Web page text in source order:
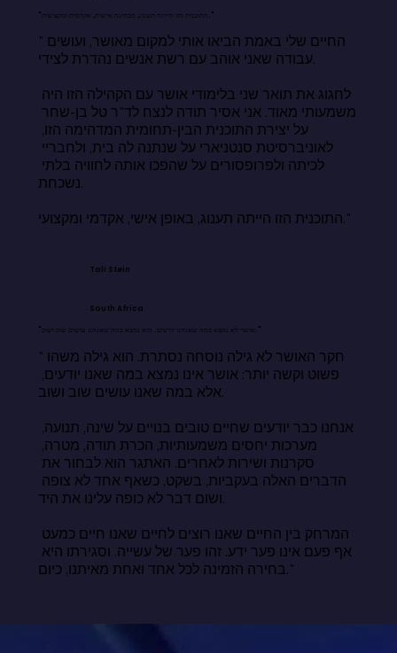
"התוכנית הזו הייתה תענוג, מבחינה אישית, אקדמית ומקצועית."
"החיים שלי באמת הביאו אותי למקום מאושר, ועושים
עבודה שאני אוהב עם רשת אנשים נהדרת לצידי.
משמעותי מאוד. אני אסיר תודה לנצח לד"ר טל בן-שחר
נשכחת.
התוכנית הזו הייתה תענוג, באופן אישי, אקדמי ומקצועי."
Tali Stein
South Africa
"אושר לא נמצא במה שאנחנו יודעים. הוא נמצא במה שאנחנו עושים שוב ושוב."
"חקר האושר לא גילה נוסחה נסתרת. הוא גילה משהו
אלא במה שאנו עושים שוב ושוב.
ושום דבר לא כופה עלינו את היד.
בחירה הזמינה לכל אחד ואחת מאיתנו, כיום."